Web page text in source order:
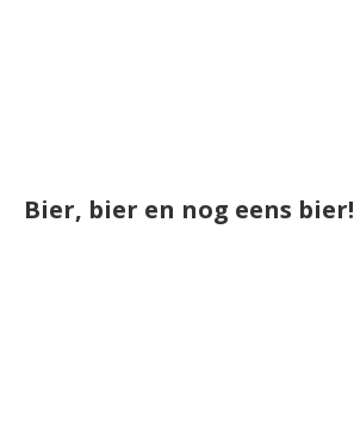
Bier, bier en nog eens bier!